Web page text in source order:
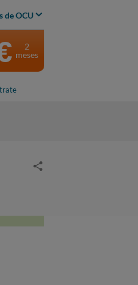
de OCU
2
meses